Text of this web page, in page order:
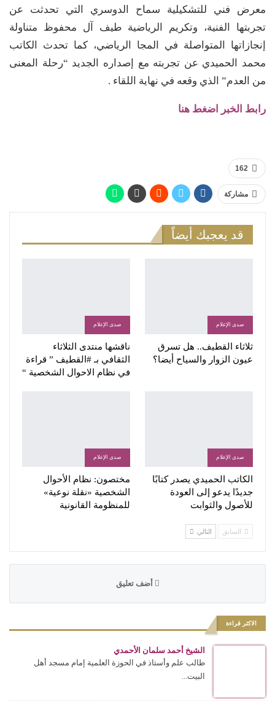
معرض فني للتشكيلية سماح الدوسري التي تحدثت عن
تجربتها الفنية، وتكريم الرياضية طيف آل محفوظ متناولة
إنجازاتها المتواصلة في المجا الرياضي، كما تحدث الكاتب
محمد الحميدي عن تجربته مع إصداره الجديد “رحلة المعنى
من العدم” الذي وقعه في نهاية اللقاء .
رابط الخبر اضغط هنا
162
مشاركة
قد يعجبك أيضاً
صدى الإعلام
ثلاثاء القطيف.. هل تسرق
عيون الزوار والسياح أيضا؟
صدى الإعلام
ناقشها منتدى الثلاثاء
الثقافي بـ #القطيف ” قراءة
في نظام الاحوال الشخصية “
صدى الإعلام
الكاتب الحميدي يصدر كتابًا
جديدًا يدعو إلى العودة
للأصول والثوابت
صدى الإعلام
مختصون: نظام الأحوال
الشخصية «نقلة نوعية»
للمنظومة القانونية
السابق التالي
أضف تعليق
الاكثر قراءة
الشيخ أحمد سلمان الأحمدي
طالب علم وأستاذ في الحوزة العلمية إمام مسجد أهل
البيت...